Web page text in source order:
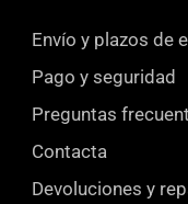
Envío y plazos de
Pago y seguridad
Preguntas
Contacta
Devoluciones y